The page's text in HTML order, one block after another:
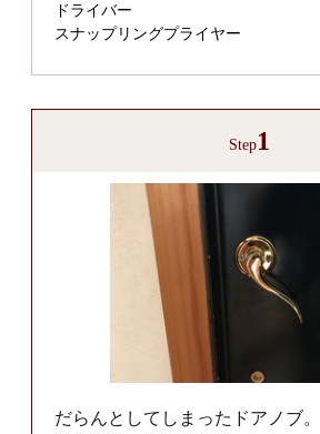
ドライバー
スナップリングプライヤー
Step1
だらんとしてしまったドアノブ